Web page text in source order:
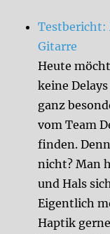
Testbericht:
Gitarre
Heute
keine
ganz
vom Team
finden.
nicht? Man
und Hals
Eigentlich
Haptik